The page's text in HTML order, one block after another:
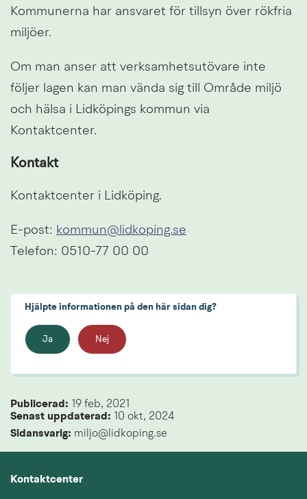
Kommunerna har ansvaret för tillsyn över rökfria
miljöer.
Om man anser att verksamhetsutövare inte
följer lagen kan man vända sig till Område miljö
och hälsa i Lidköpings kommun via
Kontaktcenter.
Kontakt
Kontaktcenter i Lidköping.
E-post: kommun@lidkoping.se
Telefon: 0510-77 00 00
Hjälpte informationen på den här sidan dig?
Ja Nej
Publicerad:
19 feb, 2021
Senast uppdaterad:
10 okt, 2024
Sidansvarig: miljo@lidkoping.se
Kontaktcenter